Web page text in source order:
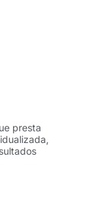
presta